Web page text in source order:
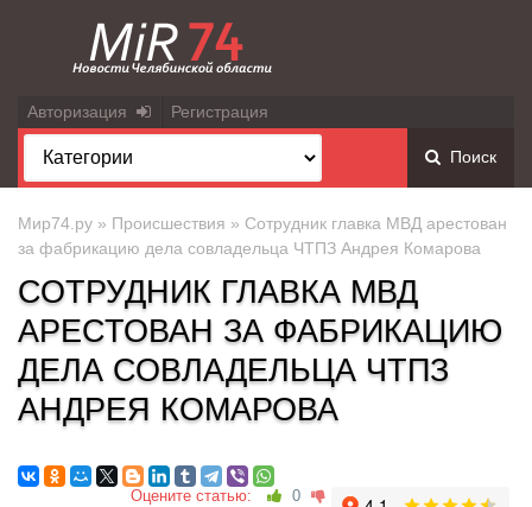
Авторизация Регистрация
Поиск
Мир74.ру » Происшествия » Сотрудник главка МВД арестован
за фабрикацию дела совладельца ЧТПЗ Андрея Комарова
СОТРУДНИК ГЛАВКА МВД
АРЕСТОВАН ЗА ФАБРИКАЦИЮ
ДЕЛА СОВЛАДЕЛЬЦА ЧТПЗ
АНДРЕЯ КОМАРОВА
Оцените статью: 0